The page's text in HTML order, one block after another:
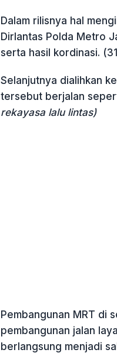
Dalam rilisnya hal
Dirlantas Polda Metro
serta hasil kordinasi.
Selanjutnya dialihkan
tersebut berjalan
rekayasa lalu lintas)
Pembangunan MRT di
pembangunan jalan
berlangsung menjadi